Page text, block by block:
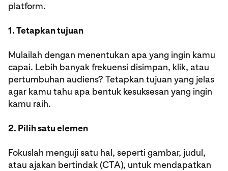
platform.
1. Tetapkan tujuan
Mulailah dengan menentukan apa yang ingin kamu
capai. Lebih banyak frekuensi disimpan, klik, atau
pertumbuhan audiens? Tetapkan tujuan yang jelas
agar kamu tahu apa bentuk kesuksesan yang ingin
kamu raih.
2. Pilih satu elemen
Fokuslah menguji satu hal, seperti gambar, judul,
atau ajakan bertindak (CTA), untuk mendapatkan